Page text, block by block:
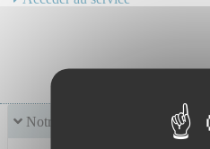
Notre offre de soins